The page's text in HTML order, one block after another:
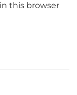
this browser